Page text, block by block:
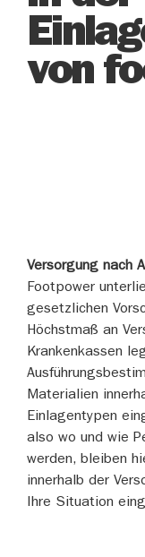
von
Versorgung nach
Footpower
gesetzlichen
Höchstmaß an
Krankenkassen
Materialien
Einlagentypen
also wo und wie
werden, bleiben
innerhalb der
Ihre Situation